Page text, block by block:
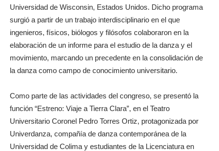
Universidad de Wisconsin, Estados Unidos. Dicho programa
surgió a partir de un trabajo interdisciplinario en el que
ingenieros, físicos, biólogos y filósofos colaboraron en la
elaboración de un informe para el estudio de la danza y el
movimiento, marcando un precedente en la consolidación de
la danza como campo de conocimiento universitario.
Como parte de las actividades del congreso, se presentó la
función “Estreno: Viaje a Tierra Clara”, en el Teatro
Universitario Coronel Pedro Torres Ortiz, protagonizada por
Univerdanza, compañía de danza contemporánea de la
Universidad de Colima y estudiantes de la Licenciatura en